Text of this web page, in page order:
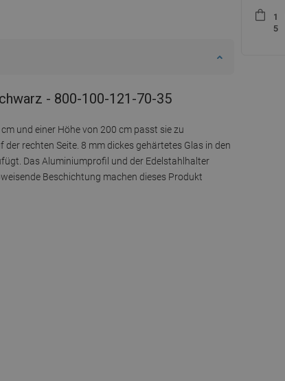
- 800-100-121-70-35
und einer Höhe von 200 cm passt sie zu
rechten Seite. 8 mm dickes gehärtetes Glas in den
Das Aluminiumprofil und der Edelstahlhalter
Beschichtung machen dieses Produkt
1
5